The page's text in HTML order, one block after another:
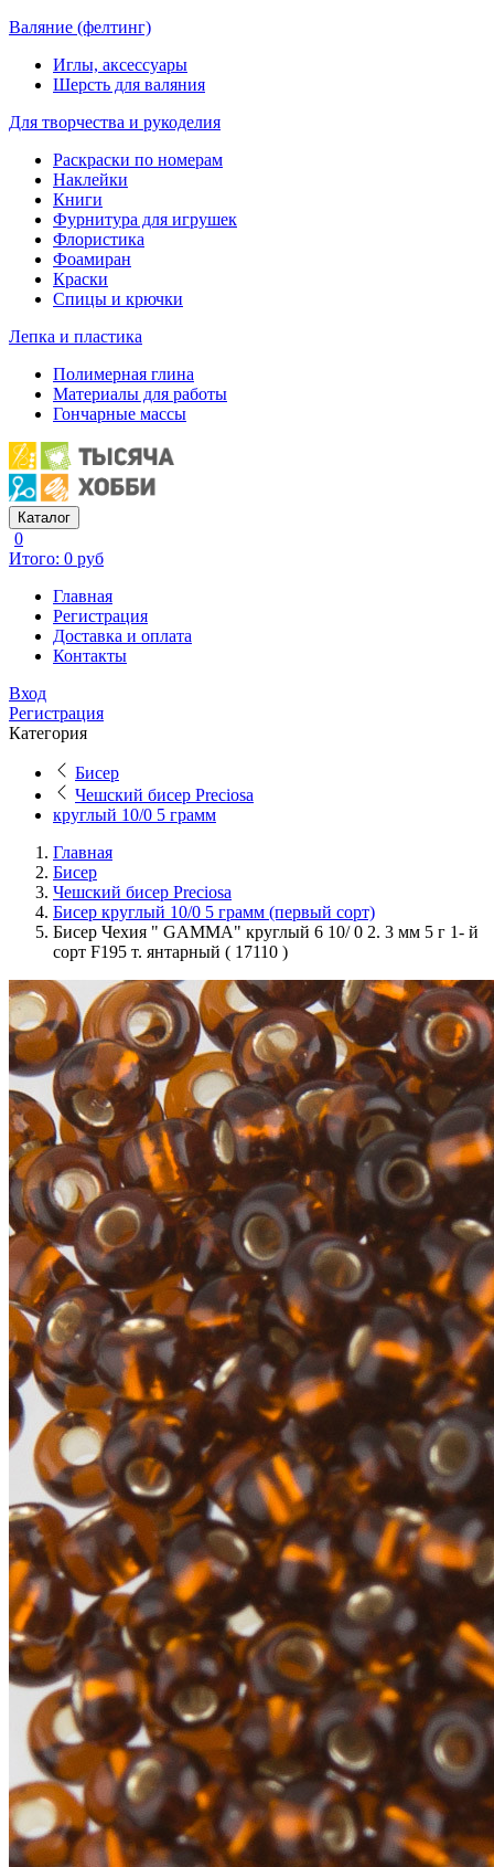
Валяние (фелтинг)
Иглы, аксессуары
Шерсть для валяния
Для творчества и рукоделия
Раскраски по номерам
Наклейки
Книги
Фурнитура для игрушек
Флористика
Фоамиран
Краски
Спицы и крючки
Лепка и пластика
Полимерная глина
Материалы для работы
Гончарные массы
Каталог
0
Итого: 0 руб
Главная
Регистрация
Доставка и оплата
Контакты
Вход
Регистрация
Категория
Бисер
Чешский бисер Preciosa
круглый 10/0 5 грамм
Главная
Бисер
Чешский бисер Preciosa
Бисер круглый 10/0 5 грамм (первый сорт)
Бисер Чехия " GAMMA" круглый 6 10/ 0 2. 3 мм 5 г 1- й
сорт F195 т. янтарный ( 17110 )